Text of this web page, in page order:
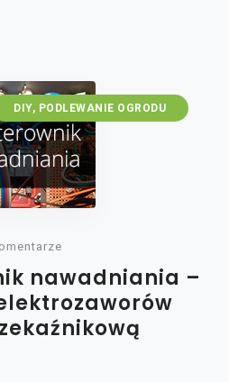
DIY, PODLEWANIE OGRODU
nawadniania –